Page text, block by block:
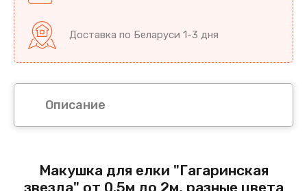
Доставка по Беларуси 1-3 дня
Описание
Макушка для елки "Гагаринская
звезда" от 0.5м до 2м, разные цвета